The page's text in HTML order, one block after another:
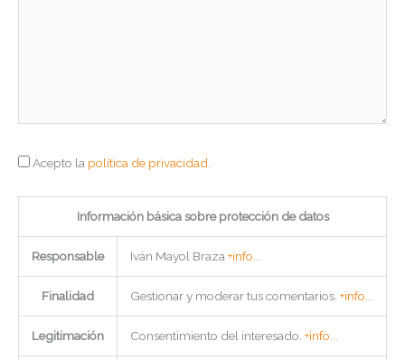
Acepto la política de privacidad
Información básica sobre protección de datos
Responsable Iván Mayol Braza +info...
Finalidad Gestionar y moderar tus comentarios. +info...
Legitimación Consentimiento del interesado. +info...